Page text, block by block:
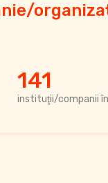
141
instituţii/companii